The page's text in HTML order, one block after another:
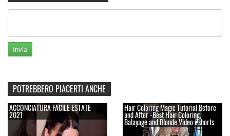
POTREBBERO PIACERTI ANCHE
ACCONCIATURA FACILE ESTATE
2021
Hair Coloring Magic Tutorial Before
and After -Best Hair Coloring,
Balayage and Blonde Video #shorts